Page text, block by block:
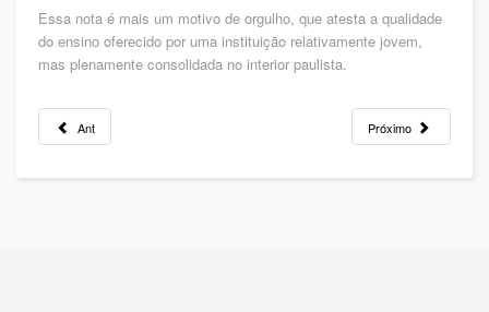
Essa nota é mais um motivo de orgulho, que atesta a qualidade
do ensino oferecido por uma instituição relativamente jovem,
mas plenamente consolidada no interior paulista.
Ant Próximo